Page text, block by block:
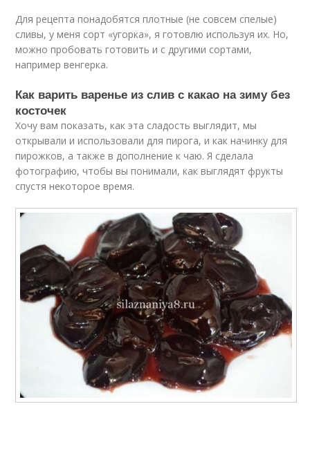
Для рецепта понадобятся плотные (не совсем спелые)
сливы, у меня сорт «угорка», я готовлю используя их. Но,
можно пробовать готовить и с другими сортами,
например венгерка.
Как варить варенье из слив с какао на зиму без
косточек
Хочу вам показать, как эта сладость выглядит, мы
открывали и использовали для пирога, и как начинку для
пирожков, а также в дополнение к чаю. Я сделала
фотографию, чтобы вы понимали, как выглядят фрукты
спустя некоторое время.